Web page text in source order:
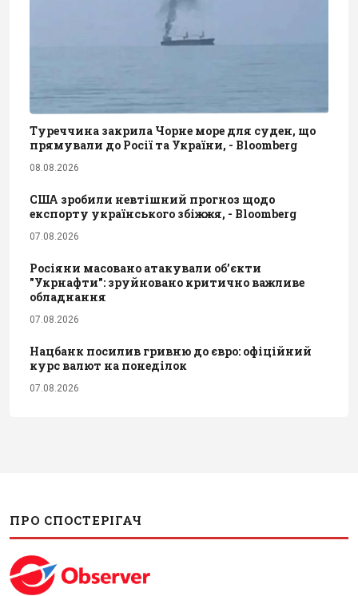
Туреччина закрила Чорне море для суден, що
прямували до Росії та України, - Bloomberg
08.08.2026
США зробили невтішний прогноз щодо
експорту українського збіжжя, - Bloomberg
07.08.2026
Росіяни масовано атакували обʼєкти
"Укрнафти": зруйновано критично важливе
обладнання
07.08.2026
Нацбанк посилив гривню до євро: офіційний
курс валют на понеділок
07.08.2026
ПРО СПОСТЕРІГАЧ